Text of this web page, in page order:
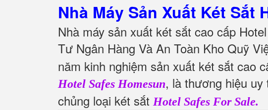
Nhà Máy Sản Xuất Két Sắt
Nhà máy sản xuất két sắt cao cấp
Tư Ngân Hàng Và An Toàn Kho Quỹ
năm kinh nghiệm sản xuất két sắt cao
Hotel Safes Homesun, là thương hiệu
chủng loại két sắt Hotel Safes For Sale.